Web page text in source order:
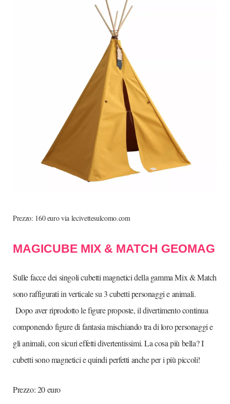
Prezzo: 160 euro via lecivettesulcomo.com
MAGICUBE MIX & MATCH GEOMAG
Sulle facce dei singoli cubetti magnetici della gamma Mix & Match
sono raffigurati in verticale su 3 cubetti personaggi e animali.
Dopo aver riprodotto le figure proposte, il divertimento continua
componendo figure di fantasia mischiando tra di loro personaggi e
gli animali, con sicuri effetti divertentissimi. La cosa più bella? I
cubetti sono magnetici e quindi perfetti anche per i più piccoli!
Prezzo: 20 euro